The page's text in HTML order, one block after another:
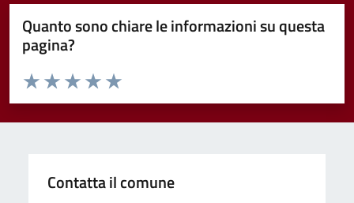
Quanto sono chiare le informazioni su questa
pagina?
Valuta da 1 a 5 stelle la pagina
Valuta 5 stelle su 5
Valuta 4 stelle su 5
Valuta 3 stelle su 5
Valuta 2 stelle su 5
Valuta 1 stelle su 5
Contatta il comune